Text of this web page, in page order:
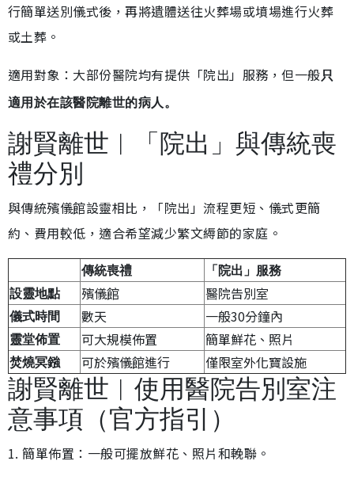
行簡單送別儀式後，再將遺體送往火葬場或墳場進行火葬
或土葬。
適用對象：大部份醫院均有提供「院出」服務，但一般只
適用於在該醫院離世的病人。
謝賢離世︱「院出」與傳統喪
禮分別
與傳統殯儀館設靈相比，「院出」流程更短、儀式更簡
約、費用較低，適合希望減少繁文縟節的家庭。
傳統喪禮
「院出」服務
設靈地點
殯儀館 醫院告別室
儀式時間 數天 一般30分鐘內
靈堂佈置 可大規模佈置 簡單鮮花、照片
焚燒冥鏹 可於殯儀館進行 僅限室外化寶設施
謝賢離世︱使用醫院告別室注
意事項（官方指引）
1. 簡單佈置：一般可擺放鮮花、照片和輓聯。